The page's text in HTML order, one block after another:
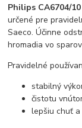
Philips CA6704/
určené pre
Saeco. Účinne
hromadia vo
Pravidelné
stabilný
čistotu
lepšiu chuť